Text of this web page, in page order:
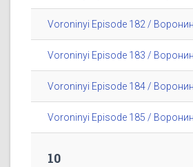
Voroninyi Episode 182 /
Voroninyi Episode 183 /
Voroninyi Episode 184 /
Voroninyi Episode 185 /
10